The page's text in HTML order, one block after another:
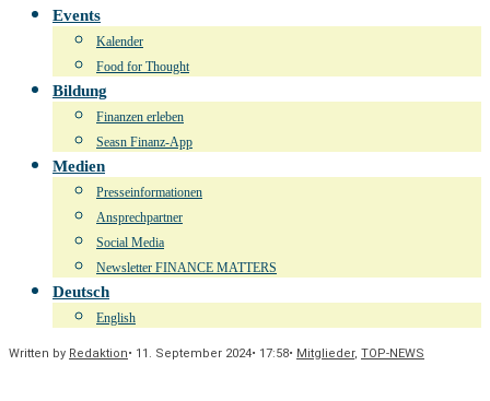
Events
Kalender
Food for Thought
Bildung
Finanzen erleben
Seasn Finanz-App
Medien
Presseinformationen
Ansprechpartner
Social Media
Newsletter FINANCE MATTERS
Deutsch
English
Written by Redaktion• 11. September 2024• 17:58• Mitglieder, TOP-NEWS